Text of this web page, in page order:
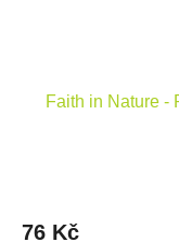
Faith in Nature -
76 Kč